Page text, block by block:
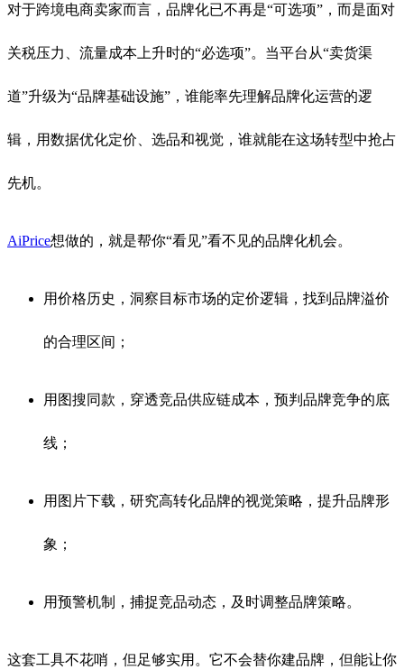
对于跨境电商卖家而言，品牌化已不再是“可选项”，而是面对
关税压力、流量成本上升时的“必选项”。当平台从“卖货渠
道”升级为“品牌基础设施”，谁能率先理解品牌化运营的逻
辑，用数据优化定价、选品和视觉，谁就能在这场转型中抢占
先机。
AiPrice想做的，就是帮你“看见”看不见的品牌化机会。
用价格历史，洞察目标市场的定价逻辑，找到品牌溢价
的合理区间；
用图搜同款，穿透竞品供应链成本，预判品牌竞争的底
线；
用图片下载，研究高转化品牌的视觉策略，提升品牌形
象；
用预警机制，捕捉竞品动态，及时调整品牌策略。
这套工具不花哨，但足够实用。它不会替你建品牌，但能让你